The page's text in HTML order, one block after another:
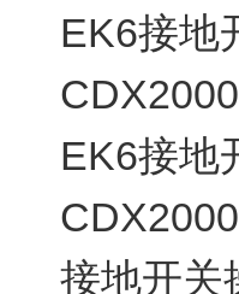
EK6接地
EK6接地
接地开关